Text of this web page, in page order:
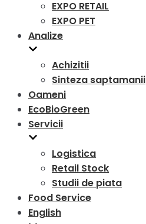
EXPO RETAIL
EXPO PET
Analize
Achizitii
Sinteza saptamanii
Oameni
EcoBioGreen
Servicii
Logistica
Retail Stock
Studii de piata
Food Service
English